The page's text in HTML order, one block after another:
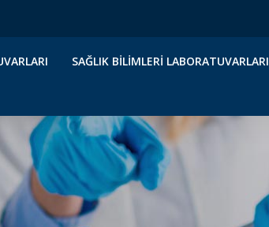
SAĞLIK BILIMLERI LABORATUVARLARI